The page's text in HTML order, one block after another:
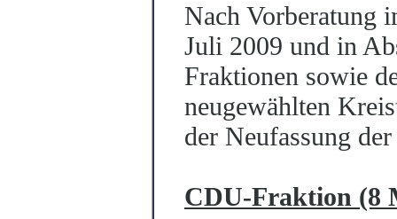
Nach Vorberatung
Juli 2009 und in
Fraktionen sowie
neugewählten
der Neufassung
CDU-Fraktion (8